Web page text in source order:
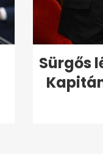
Sürgős